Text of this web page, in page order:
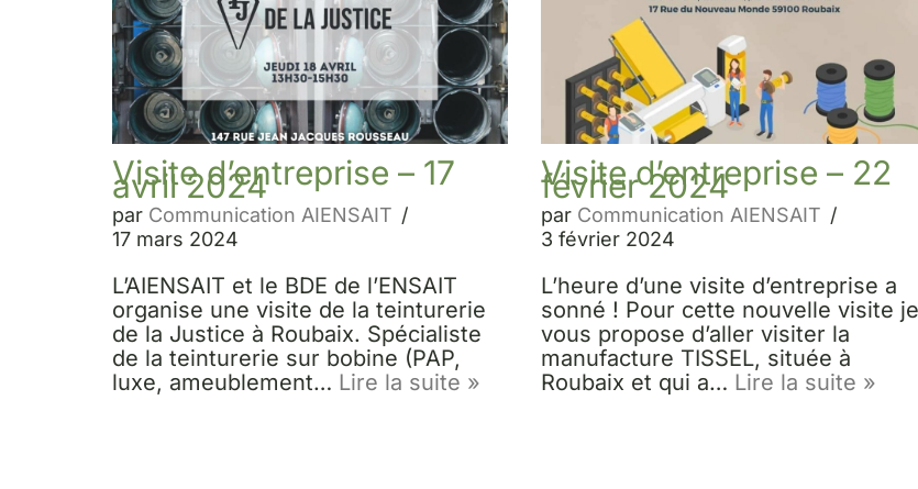
Visite d’entreprise – 17
avril 2024
par Communication AIENSAIT
17 mars 2024
L’AIENSAIT et le BDE de l’ENSAIT
organise une visite de la teinturerie
de la Justice à Roubaix. Spécialiste
de la teinturerie sur bobine (PAP,
luxe, ameublement… Lire la suite »
Visite d’entreprise – 22
février 2024
par Communication AIENSAIT
3 février 2024
L’heure d’une visite d’entreprise a
sonné ! Pour cette nouvelle visite je
vous propose d’aller visiter la
manufacture TISSEL, située à
Roubaix et qui a… Lire la suite »